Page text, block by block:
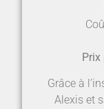
Grâce à
Alexis et